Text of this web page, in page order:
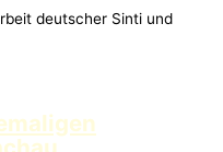
deutscher Sinti und